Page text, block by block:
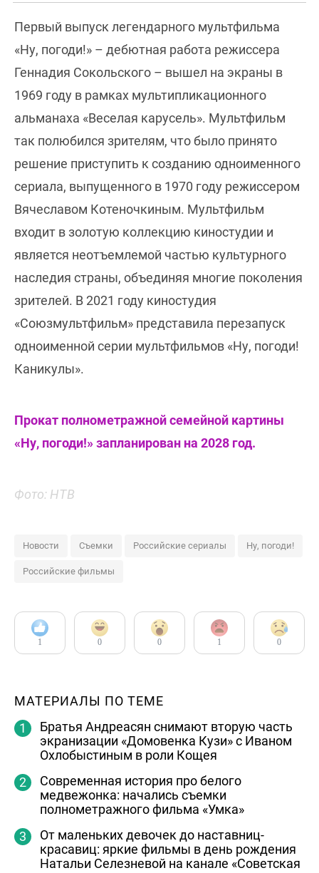
Первый выпуск легендарного мультфильма
«Ну, погоди!» – дебютная работа режиссера
Геннадия Сокольского – вышел на экраны в
1969 году в рамках мультипликационного
альманаха «Веселая карусель». Мультфильм
так полюбился зрителям, что было принято
решение приступить к созданию одноименного
сериала, выпущенного в 1970 году режиссером
Вячеславом Котеночкиным. Мультфильм
входит в золотую коллекцию киностудии и
является неотъемлемой частью культурного
наследия страны, объединяя многие поколения
зрителей. В 2021 году киностудия
«Союзмультфильм» представила перезапуск
одноименной серии мультфильмов «Ну, погоди!
Каникулы».
Прокат полнометражной семейной картины
«Ну, погоди!» запланирован на 2028 год.
Фото: НТВ
Новости Съемки Российские сериалы Ну, погоди!
Российские фильмы
1 0 0 1 0
МАТЕРИАЛЫ ПО ТЕМЕ
Братья Андреасян снимают вторую часть
экранизации «Домовенка Кузи» с Иваном
Охлобыстиным в роли Кощея
Современная история про белого
медвежонка: начались съемки
полнометражного фильма «Умка»
От маленьких девочек до наставниц-
красавиц: яркие фильмы в день рождения
Натальи Селезневой на канале «Советская